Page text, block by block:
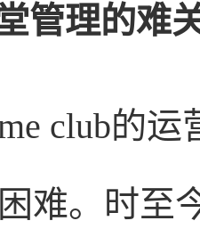
管理的难
club的
难。时至